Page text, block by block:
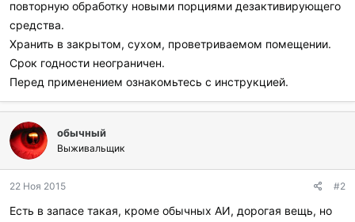
повторную обработку новыми порциями дезактивирующего
средства.
Хранить в закрытом, сухом, проветриваемом помещении.
Срок годности неограничен.
Перед применением ознакомьтесь с инструкцией.
обычный
Выживальщик
22 Ноя 2015 #2
Есть в запасе такая, кроме обычных АИ, дорогая вещь, но